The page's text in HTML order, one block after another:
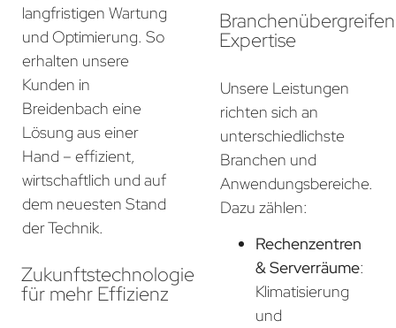
langfristigen Wartung
und Optimierung. So
erhalten unsere
Kunden in
Breidenbach eine
Lösung aus einer
Hand – effizient,
wirtschaftlich und auf
dem neuesten Stand
der Technik.
Zukunftstechnologie
für mehr Effizienz
Expertise
Unsere Leistungen
richten sich an
unterschiedlichste
Branchen und
Anwendungsbereiche.
Dazu zählen:
Rechenzentren
& Serverräume:
Klimatisierung
und